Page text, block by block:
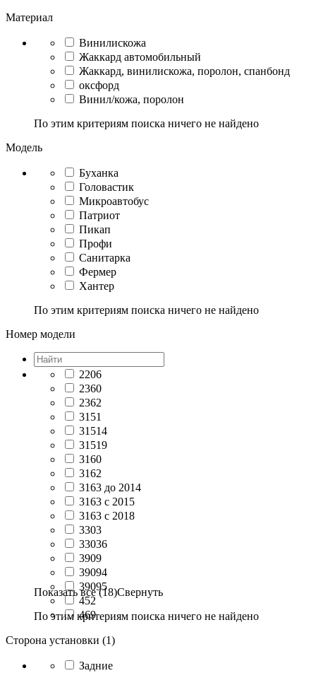
Материал
Винилискожа
Жаккард автомобильный
Жаккард, винилискожа, поролон, спанбонд
оксфорд
Винил/кожа, поролон
По этим критериям поиска ничего не найдено
Модель
Буханка
Головастик
Микроавтобус
Патриот
Пикап
Профи
Санитарка
Фермер
Хантер
По этим критериям поиска ничего не найдено
Номер модели
2206
2360
2362
3151
31514
31519
3160
3162
3163 до 2014
3163 с 2015
3163 с 2018
3303
33036
3909
39094
39095
452
469
Показать все (18)Свернуть
По этим критериям поиска ничего не найдено
Сторона установки (1)
Задние